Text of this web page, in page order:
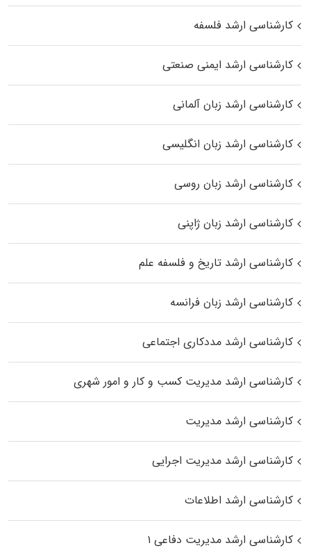
کارشناسی ارشد فلسفه
کارشناسی ارشد ایمنی صنعتی
کارشناسی ارشد زبان آلمانی
کارشناسی ارشد زبان انگلیسی
کارشناسی ارشد زبان روسی
کارشناسی ارشد زبان ژاپنی
کارشناسی ارشد تاریخ و فلسفه علم
کارشناسی ارشد زبان فرانسه
کارشناسی ارشد مددکاری اجتماعی
کارشناسی ارشد مدیریت کسب و کار و امور شهری
کارشناسی ارشد مدیریت
کارشناسی ارشد مدیریت اجرایی
کارشناسی ارشد اطلاعات
کارشناسی ارشد مدیریت دفاعی ۱